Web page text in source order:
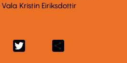
Vala Kristin Eiriksdottir